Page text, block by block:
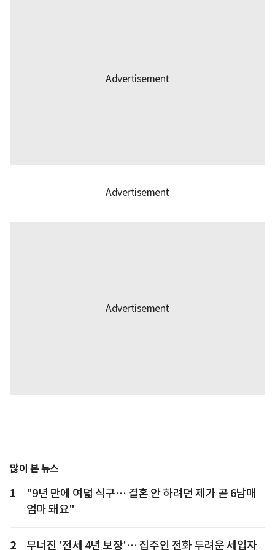
많이 본 뉴스
1
"9년 만에 여덟 식구… 결혼 안 하려던 제가 곧 6남매
엄마 돼요"
2 무너진 '전세 4년 보장'… 집주인 전화 두려운 세입자